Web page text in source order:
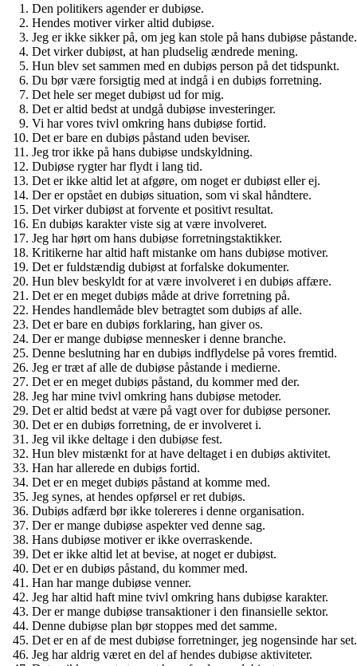
Den politikers agender er dubiøse.
Hendes motiver virker altid dubiøse.
Jeg er ikke sikker på, om jeg kan stole på hans dubiøse påstande.
Det virker dubiøst, at han pludselig ændrede mening.
Hun blev set sammen med en dubiøs person på det tidspunkt.
Du bør være forsigtig med at indgå i en dubiøs forretning.
Det hele ser meget dubiøst ud for mig.
Det er altid bedst at undgå dubiøse investeringer.
Vi har vores tvivl omkring hans dubiøse fortid.
Det er bare en dubiøs påstand uden beviser.
Jeg tror ikke på hans dubiøse undskyldning.
Dubiøse rygter har flydt i lang tid.
Det er ikke altid let at afgøre, om noget er dubiøst eller ej.
Der er opstået en dubiøs situation, som vi skal håndtere.
Det virker dubiøst at forvente et positivt resultat.
En dubiøs karakter viste sig at være involveret.
Jeg har hørt om hans dubiøse forretningstaktikker.
Kritikerne har altid haft mistanke om hans dubiøse motiver.
Det er fuldstændig dubiøst at forfalske dokumenter.
Hun blev beskyldt for at være involveret i en dubiøs affære.
Det er en meget dubiøs måde at drive forretning på.
Hendes handlemåde blev betragtet som dubiøs af alle.
Det er bare en dubiøs forklaring, han giver os.
Der er mange dubiøse mennesker i denne branche.
Denne beslutning har en dubiøs indflydelse på vores fremtid.
Jeg er træt af alle de dubiøse påstande i medierne.
Det er en meget dubiøs påstand, du kommer med der.
Jeg har mine tvivl omkring hans dubiøse metoder.
Det er altid bedst at være på vagt over for dubiøse personer.
Det er en dubiøs forretning, de er involveret i.
Jeg vil ikke deltage i den dubiøse fest.
Hun blev mistænkt for at have deltaget i en dubiøs aktivitet.
Han har allerede en dubiøs fortid.
Det er en meget dubiøs påstand at komme med.
Jeg synes, at hendes opførsel er ret dubiøs.
Dubiøs adfærd bør ikke tolereres i denne organisation.
Der er mange dubiøse aspekter ved denne sag.
Hans dubiøse motiver er ikke overraskende.
Det er ikke altid let at bevise, at noget er dubiøst.
Det er en dubiøs påstand, du kommer med.
Han har mange dubiøse venner.
Jeg har altid haft mine tvivl omkring hans dubiøse karakter.
Der er mange dubiøse transaktioner i den finansielle sektor.
Denne dubiøse plan bør stoppes med det samme.
Det er en af de mest dubiøse forretninger, jeg nogensinde har set.
Jeg har aldrig været en del af hendes dubiøse aktiviteter.